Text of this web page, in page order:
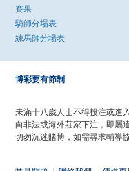
賽果
騎師分場表
練馬師分場表
博彩要有節制
未滿十八歲人士不得投注或進
向非法或海外莊家下注，即屬
切勿沉迷賭博，如需尋求輔導